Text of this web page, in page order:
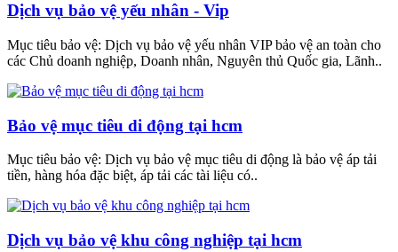
Dịch vụ bảo vệ yếu nhân - Vip
Mục tiêu bảo vệ: Dịch vụ bảo vệ yếu nhân VIP bảo vệ an toàn cho
các Chủ doanh nghiệp, Doanh nhân, Nguyên thủ Quốc gia, Lãnh..
Bảo vệ mục tiêu di động tại hcm
Mục tiêu bảo vệ: Dịch vụ bảo vệ mục tiêu di động là bảo vệ áp tải
tiền, hàng hóa đặc biệt, áp tải các tài liệu có..
Dịch vụ bảo vệ khu công nghiệp tại hcm